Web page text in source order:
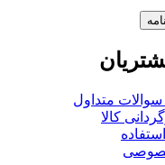
سوالات متداول
کالا